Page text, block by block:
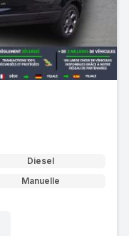
Diesel
Manuelle